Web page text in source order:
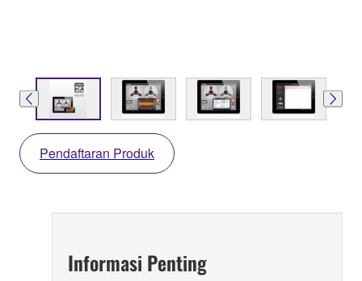
Pendaftaran Produk
Informasi Penting